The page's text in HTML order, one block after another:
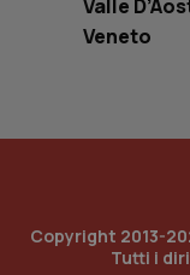
Valle
Veneto
Copyright 2013-
Tutti i